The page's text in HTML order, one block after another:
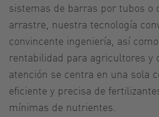
sistemas de barras por tubos o
arrastre, nuestra tecnología
convincente ingeniería, así
rentabilidad para agricultores y
atención se centra en una sola
eficiente y precisa de
mínimas de nutrientes.